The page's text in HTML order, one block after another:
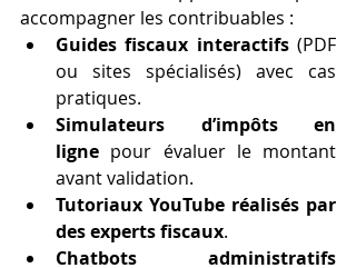
accompagner les contribuables :
Guides fiscaux interactifs (PDF
ou sites spécialisés) avec cas
pratiques.
Simulateurs d’impôts en
ligne pour évaluer le montant
avant validation.
Tutoriaux YouTube réalisés par
des experts fiscaux.
Chatbots administratifs